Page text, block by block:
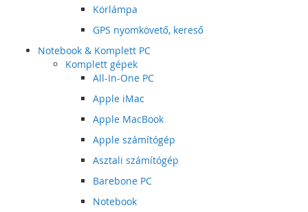
Körlámpa
GPS nyomkövető, kereső
Notebook & Komplett PC
Komplett gépek
All-In-One PC
Apple iMac
Apple MacBook
Apple számítógép
Asztali számítógép
Barebone PC
Notebook